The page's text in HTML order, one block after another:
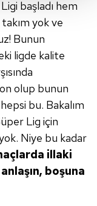
izin vermedikleri
İnternet
ait çerezler
çeşitli kişisel
bilgi
daha işlevsel
yönelik
amaçlarıyla
başladı hem
yok ve
Bunun
ligde kalite
olup bunun
bu. Bakalım
Lig için
Niye bu kadar
illaki
boşuna